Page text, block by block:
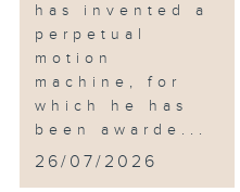
has invented a
perpetual
motion
machine, for
which he has
been awarde...
26/07/2026